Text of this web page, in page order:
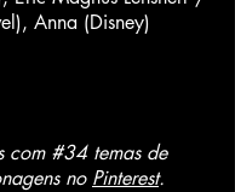
Anna (Disney)
com #34 temas de
no Pinterest.